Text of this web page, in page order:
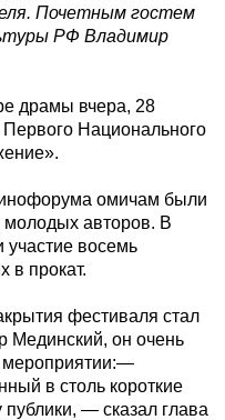
Почетным гостем
РФ Владимир
драмы вчера, 28
Национального
омичам были
молодых авторов. В
участие восемь
в прокат.
фестиваля стал
Мединский, он очень
мероприятии:—
в столь короткие
публики, — сказал глава